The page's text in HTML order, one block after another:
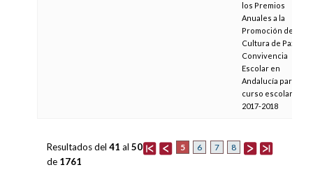
los Premios
Anuales a la
Promoción de la
Cultura de Paz y la
Convivencia
Escolar en
Andalucía para el
curso escolar
2017-2018
5 6 7 8
Resultados del 41 al 50
de 1761